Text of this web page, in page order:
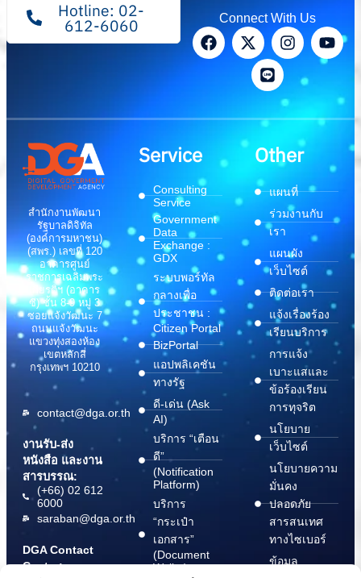
Hotline: 02-
612-6060 Connect With Us
สำนักงานพัฒนา
รัฐบาลดิจิทัล
(องค์การมหาชน)
(สพร.) เลขที่ 120
อาคารศูนย์
ราชการเฉลิมพระ
เกียรติฯ (อาคาร
ซี) ชั้น 8-9 หมู่ 3
ซอยแจ้งวัฒนะ 7
ถนนแจ้งวัฒนะ
แขวงทุ่งสองห้อง
เขตหลักสี่
กรุงเทพฯ 10210
contact@dga.or.th
งานรับ-ส่ง
หนังสือ และงาน
สารบรรณ:
(+66) 02 612
6000
saraban@dga.or.th
DGA Contact
Center:
Service
Consulting
Service
Government
Data
Exchange :
GDX
ระบบพอร์ทัล
กลางเพื่อ
ประชาชน :
Citizen Portal
BizPortal
แอปพลิเคชัน
ทางรัฐ
ดี-เด่น (Ask
AI)
บริการ “เตือน
ดี”
(Notification
Platform)
บริการ
“กระเป๋า
เอกสาร”
(Document
Wallet)
Other
แผนที่
ร่วมงานกับ
เรา
แผนผัง
เว็บไซต์
ติดต่อเรา
แจ้งเรื่องร้อง
เรียนบริการ
การแจ้ง
เบาะแสและ
ข้อร้องเรียน
การทุจริต
นโยบาย
เว็บไซต์
นโยบายความ
มั่นคง
ปลอดภัย
สารสนเทศ
ทางไซเบอร์
ข้อมูล